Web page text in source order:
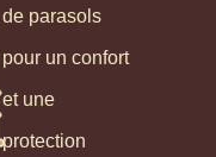
de parasols
pour un confort
et une
protection